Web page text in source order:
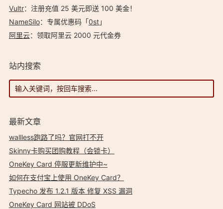
Vultr：注册充值 25 美元即送 100 美金！
NameSilo：专属优惠码「0st」
阿里云：领取阿里云 2000 元代金券
站内搜索
最新文章
wallless跑路了吗？官网打不开
Skinny卡购买团购教程（会锁卡）
OneKey Card 停服更新维护中~
如何在支付宝上使用 OneKey Card？
Typecho 发布 1.2.1 版本 修复 XSS 漏洞
OneKey Card 网站被 DDoS